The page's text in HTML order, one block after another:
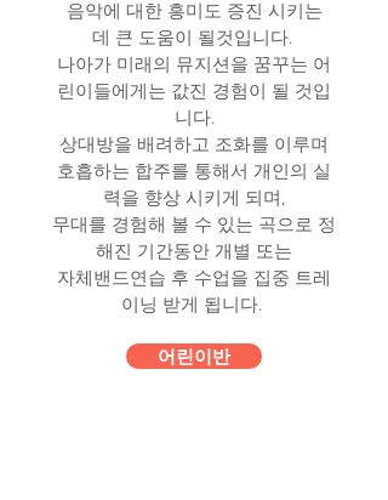
음악에 대한 흥미도 증진 시키는
데 큰 도움이 될것입니다.
나아가 미래의 뮤지션을 꿈꾸는 어
린이들에게는 값진 경험이 될 것입
니다.
상대방을 배려하고 조화를 이루며
호흡하는 합주를 통해서 개인의 실
력을 향상 시키게 되며,
무대를 경험해 볼 수 있는 곡으로 정
해진 기간동안 개별 또는
자체밴드연습 후 수업을 집중 트레
이닝 받게 됩니다.
어린이반